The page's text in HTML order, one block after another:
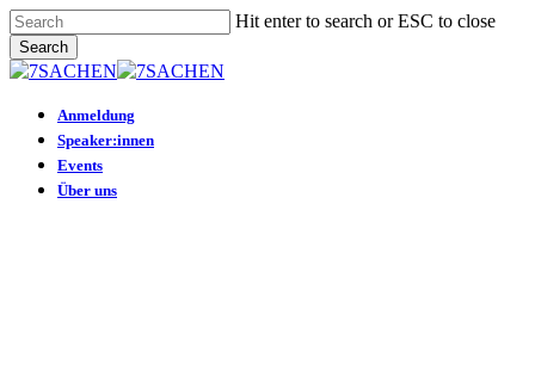
Skip
to
main
Hit enter to search or ESC to close
Search
Close
Menu
Anmeldung
Speaker:innen
Events
Über uns